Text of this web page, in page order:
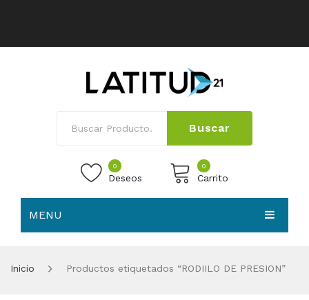
Buscar
0
Deseos
0
Carrito
MENU
Inicio Productos etiquetados “RODIILO DE PRESION”